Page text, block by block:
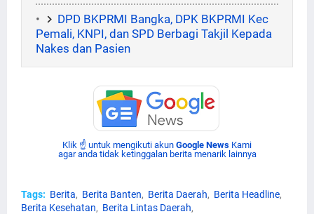
DPD BKPRMI Bangka, DPK BKPRMI Kec
Pemali, KNPI, dan SPD Berbagi Takjil Kepada
Nakes dan Pasien
Klik ☝ untuk mengikuti akun Google News Kami
agar anda tidak ketinggalan berita menarik lainnya
Tags: Berita Berita Banten Berita Daerah
Berita Headline
Berita Kesehatan
Berita Lintas Daerah